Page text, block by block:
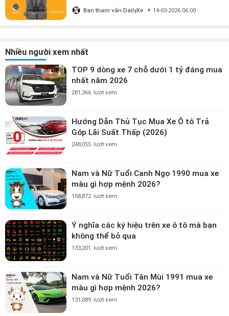
triệu?
Ban tham vấn DailyXe 14-03-2026 06:00
Nhiều người xem nhất
TOP 9 dòng xe 7 chỗ dưới 1 tỷ đáng mua
nhất năm 2026
281,366 lượt xem
Hướng Dẫn Thủ Tục Mua Xe Ô tô Trả
Góp Lãi Suất Thấp (2026)
248,055 lượt xem
Nam và Nữ Tuổi Canh Ngọ 1990 mua xe
màu gì hợp mệnh 2026?
158,872 lượt xem
Ý nghĩa các ký hiệu trên xe ô tô mà bạn
không thể bỏ qua
133,201 lượt xem
Nam và Nữ Tuổi Tân Mùi 1991 mua xe
màu gì hợp mệnh 2026?
131,089 lượt xem